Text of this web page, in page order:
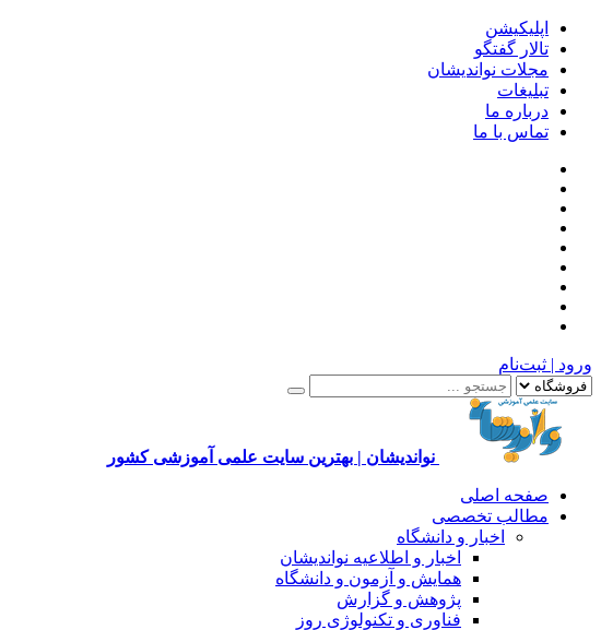
اپلیکیشن
تالار گفتگو
مجلات نواندیشان
تبلیغات
درباره ما
تماس با ما
ورود | ثبت‌نام
نواندیشان | بهترین سایت علمی آموزشی کشور
صفحه اصلی
مطالب تخصصی
اخبار و دانشگاه
اخبار و اطلاعیه نواندیشان
همایش و آزمون و دانشگاه
پژوهش و گزارش
فناوری و تکنولوژی روز